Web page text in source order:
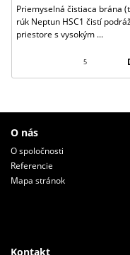
Priemyselná čistiaca brána
rúk Neptun HSC1 čistí
priestore s vysokým ...
5
O nás
O spoločnosti
Referencie
Mapa stránok
Kontakt